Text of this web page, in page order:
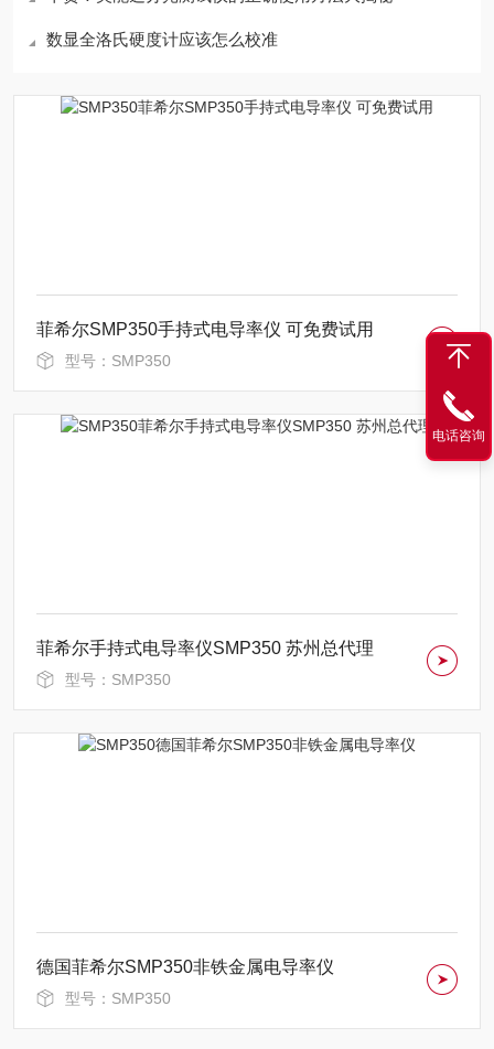
数显全洛氏硬度计应该怎么校准
菲希尔SMP350手持式电导率仪 可免费试用
型号：SMP350
菲希尔手持式电导率仪SMP350 苏州总代理
型号：SMP350
德国菲希尔SMP350非铁金属电导率仪
型号：SMP350
电话咨询